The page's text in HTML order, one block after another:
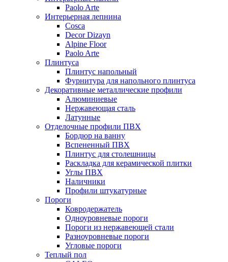
Paolo Arte
Интерьерная лепнина
Cosca
Decor Dizayn
Alpine Floor
Paolo Arte
Плинтуса
Плинтус напольный
Фурнитура для напольного плинтуса
Декоративные металлические профили
Алюминиевые
Нержавеющая сталь
Латунные
Отделочные профили ПВХ
Бордюр на ванну
Вспененный ПВХ
Плинтус для столешницы
Раскладка для керамической плитки
Углы ПВХ
Наличники
Профили штукатурные
Пороги
Ковродержатель
Одноуровневые пороги
Пороги из нержавеющей стали
Разноуровневые пороги
Угловые пороги
Теплый пол